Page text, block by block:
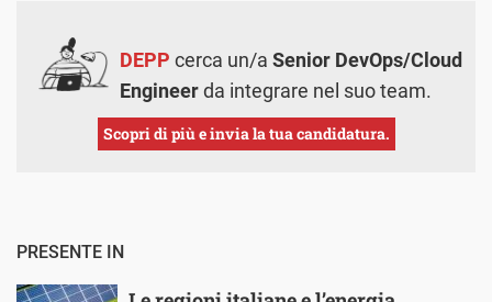
DEPP cerca un/a Senior DevOps/Cloud
Engineerda integrare nel suo team.
Scopri di più e invia la tua candidatura.
PRESENTE IN